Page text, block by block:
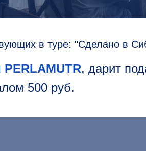
в туре: "Сделано в
, дарит
500 руб.